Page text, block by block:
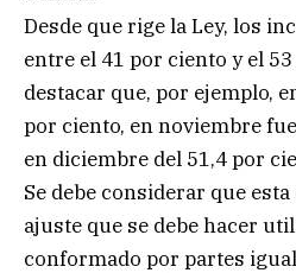
Desde que rige la Ley, los
entre el 41 por ciento y el
destacar que, por ejemplo,
por ciento, en noviembre
en diciembre del 51,4 por
Se debe considerar que
ajuste que se debe hacer
conformado por partes